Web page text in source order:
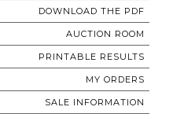
DOWNLOAD THE PDF
AUCTION ROOM
PRINTABLE RESULTS
MY ORDERS
SALE INFORMATION